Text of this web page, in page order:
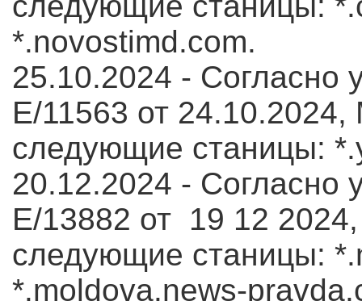
*.novostimd.com.
25.10.2024 - Согласно
E/11563 от 24.10.2024,
следующие станицы:
20.12.2024 - Согласно
E/13882 от 19 12
следующие станицы:
*.moldova.news-